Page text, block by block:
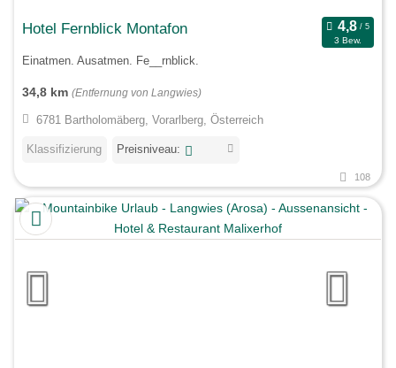
Hotel Fernblick Montafon
3 Bew.
Einatmen. Ausatmen. Fe__rnblick.
34,8 km (Entfernung von Langwies)
6781 Bartholomäberg, Vorarlberg, Österreich
Klassifizierung Preisniveau:
108